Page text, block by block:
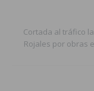
Cortada al tráfico
Rojales por obras